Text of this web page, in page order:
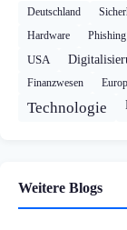
Deutschland
Hardware Phishing
USA
Finanzwesen
Technologie
Weitere Blogs